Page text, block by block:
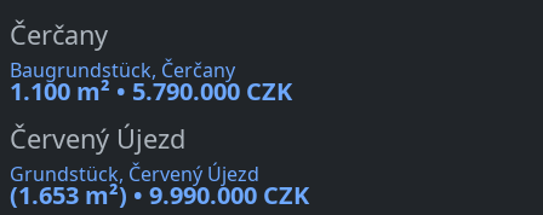
Čerčany
Baugrundstück, Čerčany
1.100 m² • 5.790.000 CZK
Červený Újezd
Grundstück, Červený Újezd
(1.653 m²) • 9.990.000 CZK